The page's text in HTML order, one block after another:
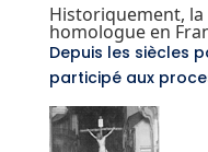
Historiquement,
homologue en
Depuis les siècles
participé aux